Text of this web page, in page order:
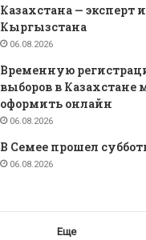
Казахстана — эксперт
Кыргызстана
06.08.2026
Временную
выборов в Казахстане
оформить онлайн
06.08.2026
В Семее прошел
06.08.2026
Еще